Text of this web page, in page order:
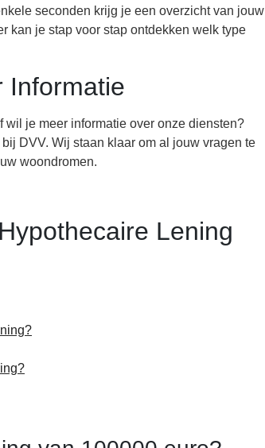
seconden krijg je een overzicht van jouw
kan je stap voor stap ontdekken welk type
Informatie
je meer informatie over onze diensten?
DVV. Wij staan klaar om al jouw vragen te
woondromen.
Lening